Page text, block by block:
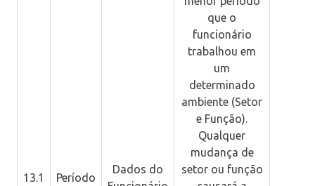
13.1 Período
Dados do
que o
funcionário
trabalhou em
um
determinado
ambiente (Setor
e Função).
Qualquer
mudança de
setor ou função